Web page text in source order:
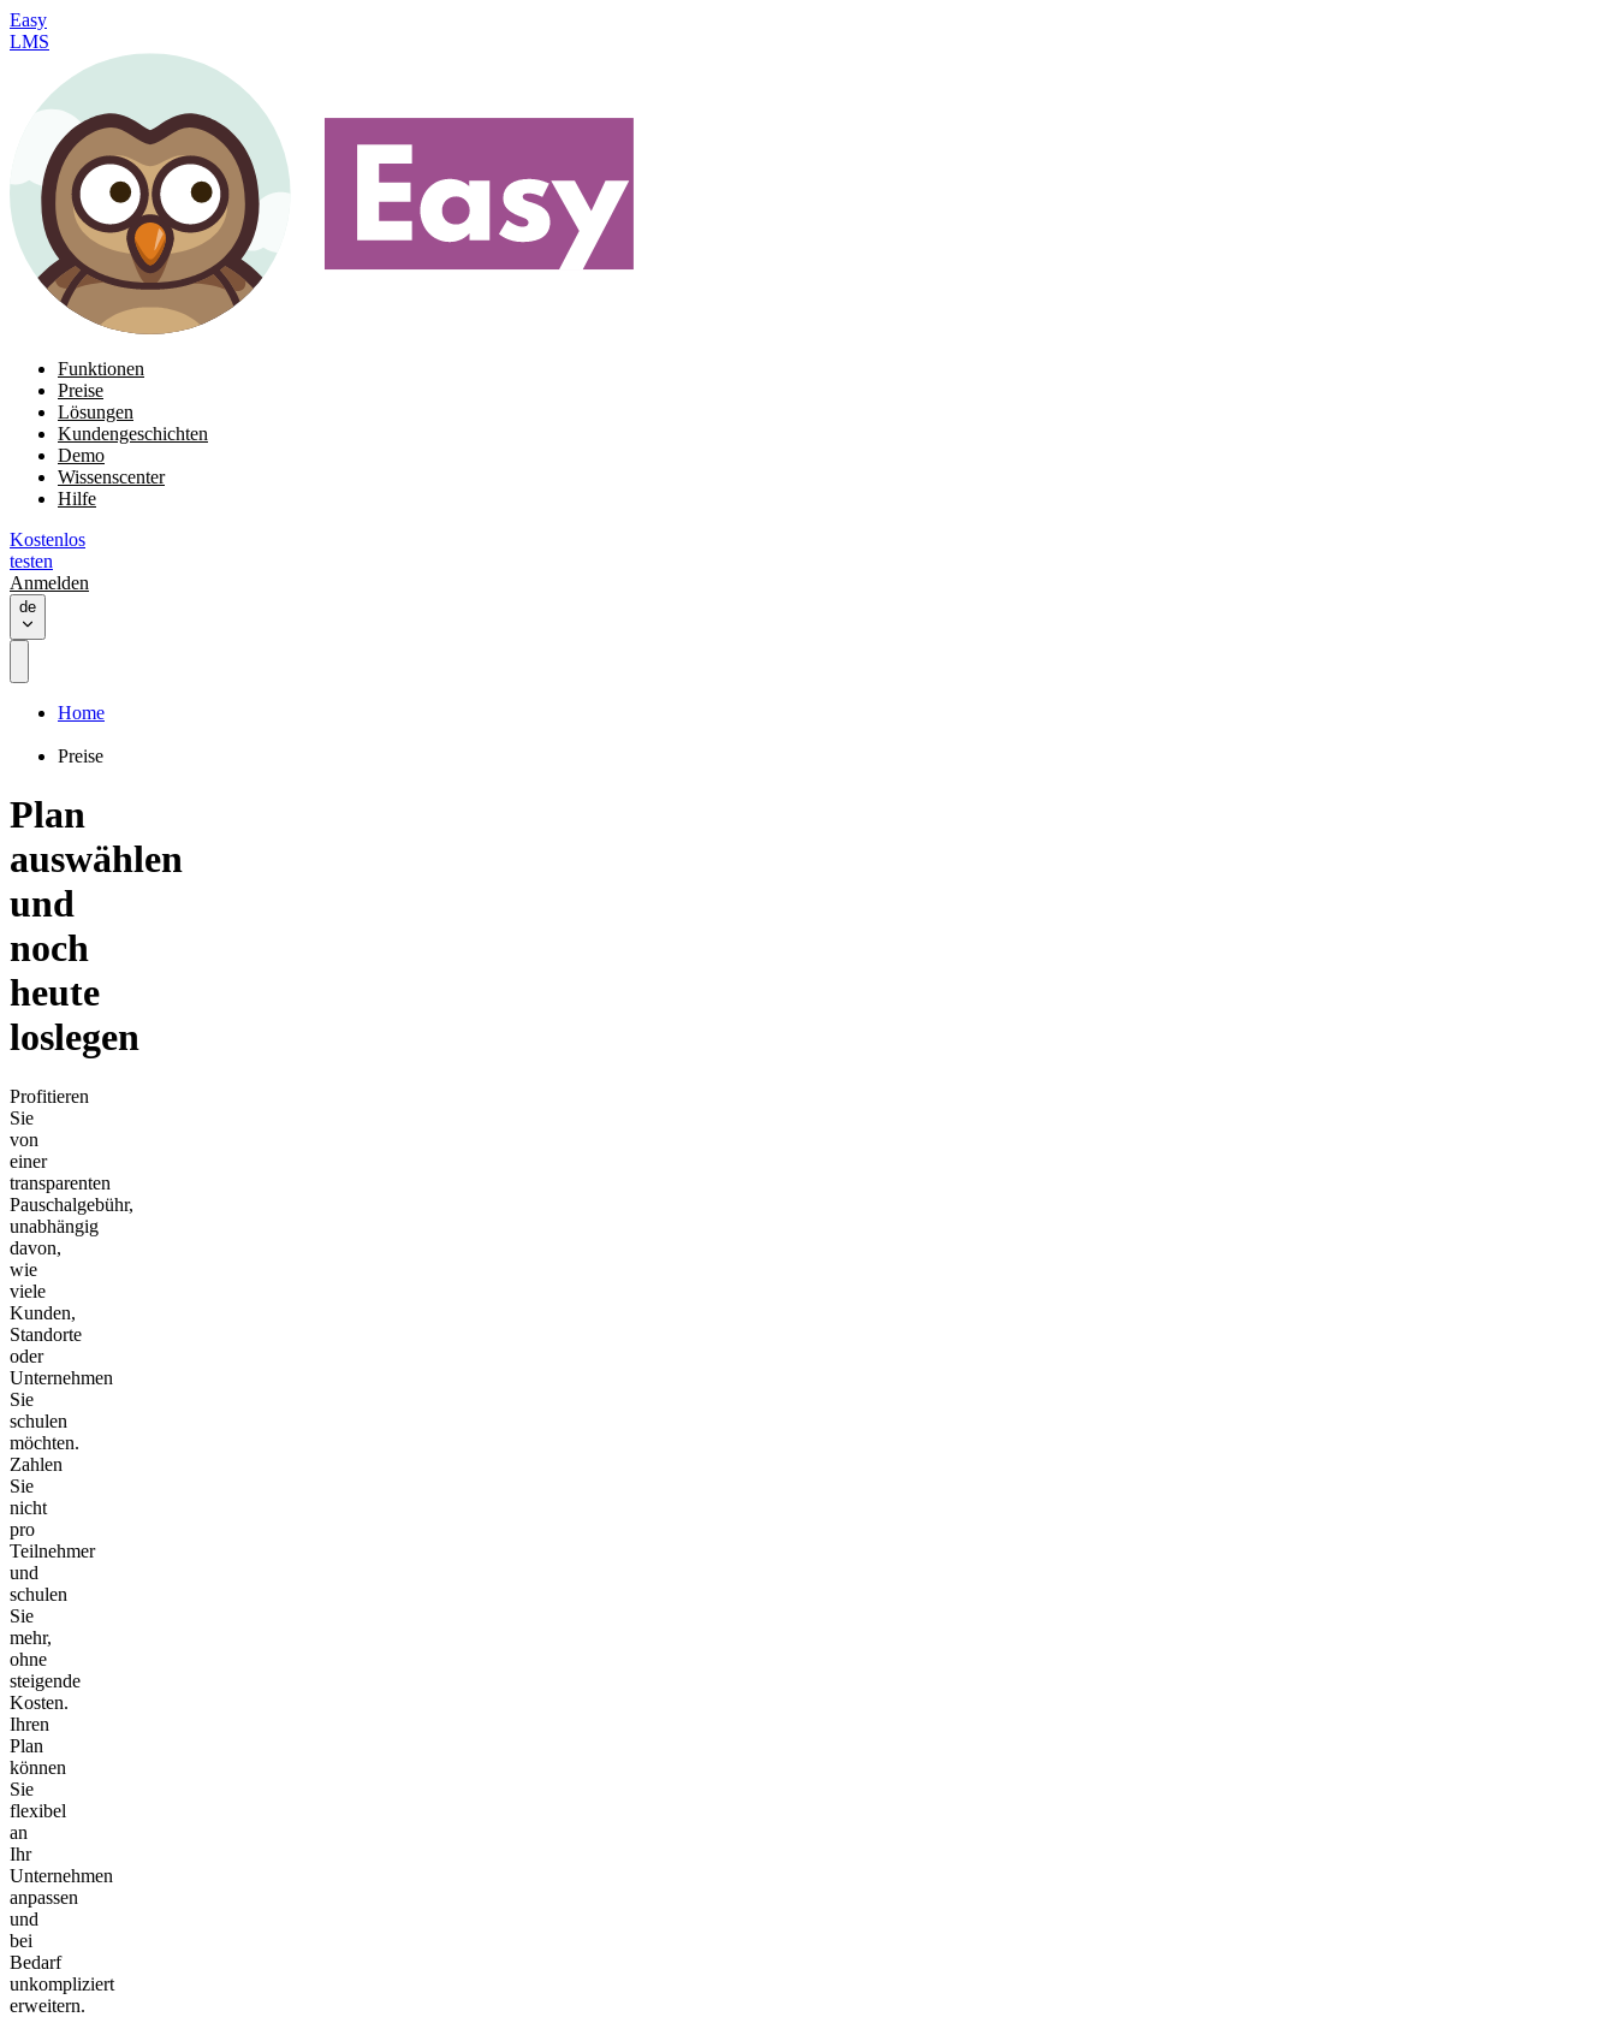
Easy
LMS
Funktionen
Preise
Lösungen
Kundengeschichten
Demo
Wissenscenter
Hilfe
Kostenlos
testen
Anmelden
de
Home
Preise
Plan
auswählen
und
noch
heute
loslegen
Profitieren
Sie
von
einer
transparenten
Pauschalgebühr,
unabhängig
davon,
wie
viele
Kunden,
Standorte
oder
Unternehmen
Sie
schulen
möchten.
Zahlen
Sie
nicht
pro
Teilnehmer
und
schulen
Sie
mehr,
ohne
steigende
Kosten.
Ihren
Plan
können
Sie
flexibel
an
Ihr
Unternehmen
anpassen
und
bei
Bedarf
unkompliziert
erweitern.